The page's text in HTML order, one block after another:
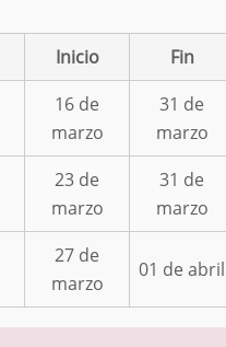
Inicio Fin
16 de
marzo
31 de
marzo
23 de
marzo
31 de
marzo
27 de
marzo
01 de abril